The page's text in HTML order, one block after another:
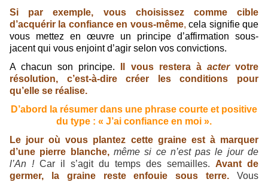
Si par exemple, vous choisissez comme cible
d’acquérir la confiance en vous-même, cela signifie que
vous mettez en œuvre un principe d’affirmation sous-
jacent qui vous enjoint d’agir selon vos convictions.
A chacun son principe.
Il vous restera à actervotre
résolution, c’est-à-dire créer les conditions pour
qu’elle se réalise.
D’abord la résumer dans une phrase courte et positive
du type : « J’ai confiance en moi ».
Le jour où vous plantez cette graine est à marquer
d’une pierre blanche, même si ce n’est pas le jour de
l’An !Car il s’agit du temps des semailles. Avant de
germer, la graine reste enfouie sous terre. Vous